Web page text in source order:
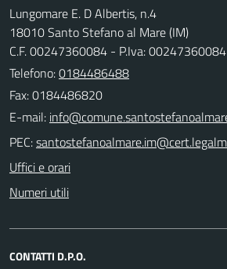
Lungomare E. D Albertis, n.4
18010 Santo Stefano al Mare (IM)
C.F. 00247360084 - P.Iva: 00247360084
Telefono:0184486488
Fax: 0184486820
E-mail:
PEC:
Uffici e orari
Numeri utili
CONTATTI D.P.O.